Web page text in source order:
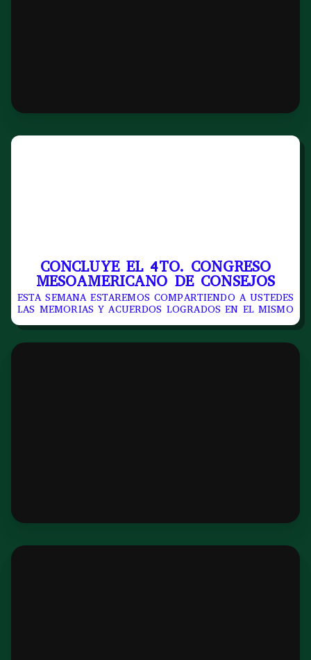
CONCLUYE EL 4TO. CONGRESO
MESOAMERICANO DE CONSEJOS
ESTA SEMANA ESTAREMOS COMPARTIENDO A USTEDES
LAS MEMORIAS Y ACUERDOS LOGRADOS EN EL MISMO